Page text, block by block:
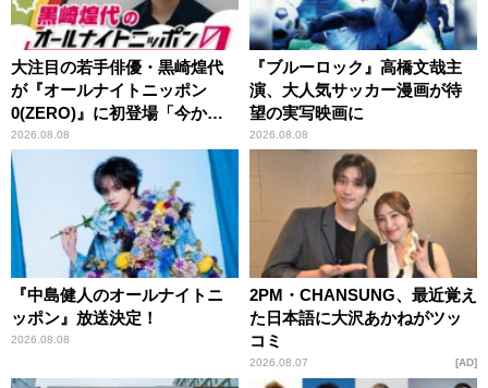
大注目の若手俳優・黒崎煌代
が『オールナイトニッポン
0(ZERO)』に初登場「今から
とてもワクワクしておりま
す！」
2026.08.08
『ブルーロック』高橋文哉主
演、大人気サッカー漫画が待
望の実写映画に
2026.08.08
『中島健人のオールナイトニ
ッポン』放送決定！
2026.08.08
2PM・CHANSUNG、最近覚え
た日本語に大沢あかねがツッ
コミ
2026.08.07 AD